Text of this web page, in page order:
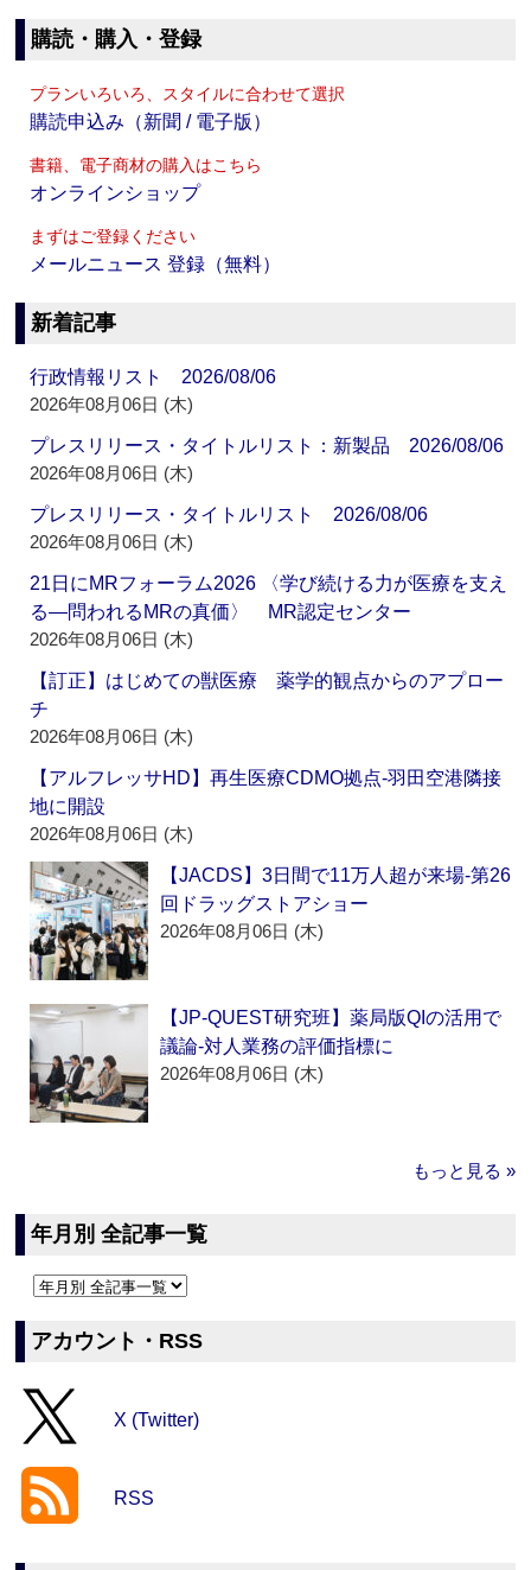
購読・購入・登録
プランいろいろ、スタイルに合わせて選択
購読申込み（新聞 / 電子版）
書籍、電子商材の購入はこちら
オンラインショップ
まずはご登録ください
メールニュース 登録（無料）
新着記事
行政情報リスト 2026/08/06
2026年08月06日 (木)
プレスリリース・タイトルリスト：新製品 2026/08/06
2026年08月06日 (木)
プレスリリース・タイトルリスト 2026/08/06
2026年08月06日 (木)
21日にMRフォーラム2026 〈学び続ける力が医療を支え
る―問われるMRの真価〉 MR認定センター
2026年08月06日 (木)
【訂正】はじめての獣医療 薬学的観点からのアプロー
チ
2026年08月06日 (木)
【アルフレッサHD】再生医療CDMO拠点‐羽田空港隣接
地に開設
2026年08月06日 (木)
【JACDS】3日間で11万人超が来場‐第26
回ドラッグストアショー
2026年08月06日 (木)
【JP-QUEST研究班】薬局版QIの活用で
議論‐対人業務の評価指標に
2026年08月06日 (木)
もっと見る »
年月別 全記事一覧
アカウント・RSS
X (Twitter)
RSS